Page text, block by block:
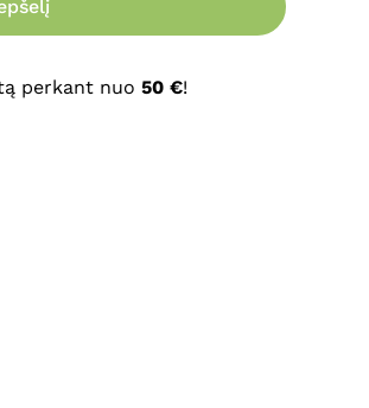
perkant nuo 50 €!
el. pašto adresą ir interneto